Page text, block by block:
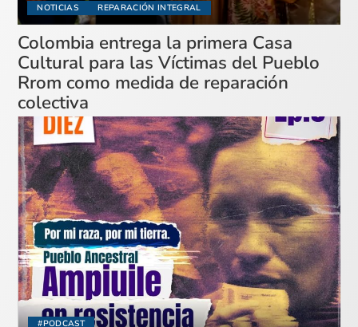
NOTICIAS REPARACIÓN INTEGRAL
Colombia entrega la primera Casa
Cultural para las Víctimas del Pueblo
Rrom como medida de reparación
colectiva
#PODCAST